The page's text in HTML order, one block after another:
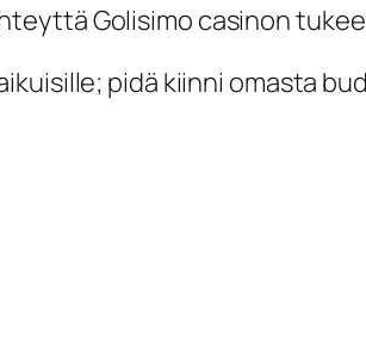
Golisimo casinon
pidä kiinni omasta